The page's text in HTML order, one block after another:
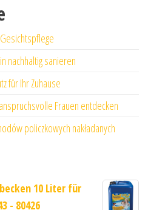
nachhaltig sanieren
für Ihr Zuhause
Frauen entdecken
policzkowych nakładanych
10 Liter für
- 80426